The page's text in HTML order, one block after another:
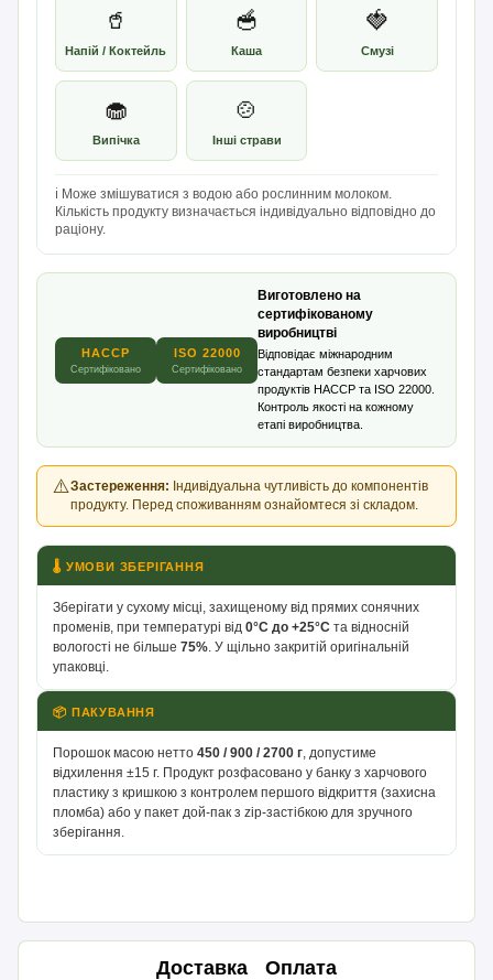
🥤
Напій / Коктейль
🥣
Каша
🍓
Смузі
🧁
Випічка
🍲
Інші страви
ℹ️ Може змішуватися з водою або рослинним молоком.
Кількість продукту визначається індивідуально відповідно до
раціону.
HACCP
Сертифіковано
ISO 22000
Сертифіковано
Виготовлено на
сертифікованому
виробництві
Відповідає міжнародним
стандартам безпеки харчових
продуктів HACCP та ISO 22000.
Контроль якості на кожному
етапі виробництва.
⚠️Застереження: Індивідуальна чутливість до компонентів
продукту. Перед споживанням ознайомтеся зі складом.
🌡 УМОВИ ЗБЕРІГАННЯ
Зберігати у сухому місці, захищеному від прямих сонячних
променів, при температурі від0°С до +25°С та відносній
вологості не більше75% . У щільно закритій оригінальній
упаковці.
📦 ПАКУВАННЯ
Порошок масою нетто450 / 900 / 2700 г , допустиме
відхилення ±15 г. Продукт розфасовано у банку з харчового
пластику з кришкою з контролем першого відкриття (захисна
пломба) або у пакет дой-пак з zip-застібкою для зручного
зберігання.
Доставка Оплата